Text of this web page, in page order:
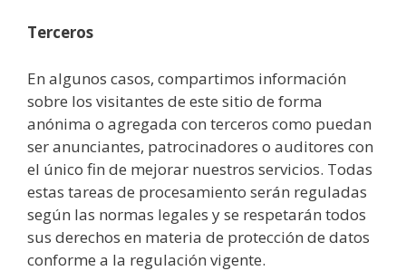
Terceros
En algunos casos, compartimos información
sobre los visitantes de este sitio de forma
anónima o agregada con terceros como puedan
ser anunciantes, patrocinadores o auditores con
el único fin de mejorar nuestros servicios. Todas
estas tareas de procesamiento serán reguladas
según las normas legales y se respetarán todos
sus derechos en materia de protección de datos
conforme a la regulación vigente.